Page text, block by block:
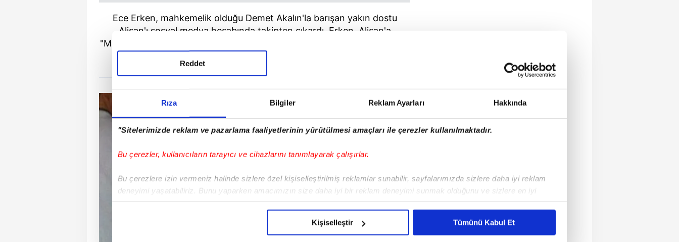
Rıza Bilgiler Reklam Ayarları Hakkında
"Sitelerimizde reklam ve pazarlama faaliyetlerinin yürütülmesi amaçları ile çerezler kullanılmaktadır.
Bu çerezler, kullanıcıların tarayıcı ve cihazlarını tanımlayarak çalışırlar.
Bu çerezlere izin vermeniz halinde sizlere özel kişiselleştirilmiş reklamlar sunabilir, sayfalarımızda sizlere daha iyi reklam
deneyimi yaşatabiliriz. Bunu yaparken amacımızın size daha iyi bir reklam deneyimi sunmak olduğunu ve sizlere en iyi
içerikleri sunabilmek adına elimizden gelen çabayı gösterdiğimizi ve bu noktada, reklamların maliyetlerimizi karşılamak
Reddet
Kişiselleştir Tümünü Kabul Et
Ece Erken, mahkemelik olduğu Demet Akalın'la barışan yakın dostu
Alişan'ı sosyal medya hesabında takipten çıkardı. Erken, Alişan'a
"Mahkemelik olduğum için değil her şeyi bildiğim içi kırgınım. İnsan olmak